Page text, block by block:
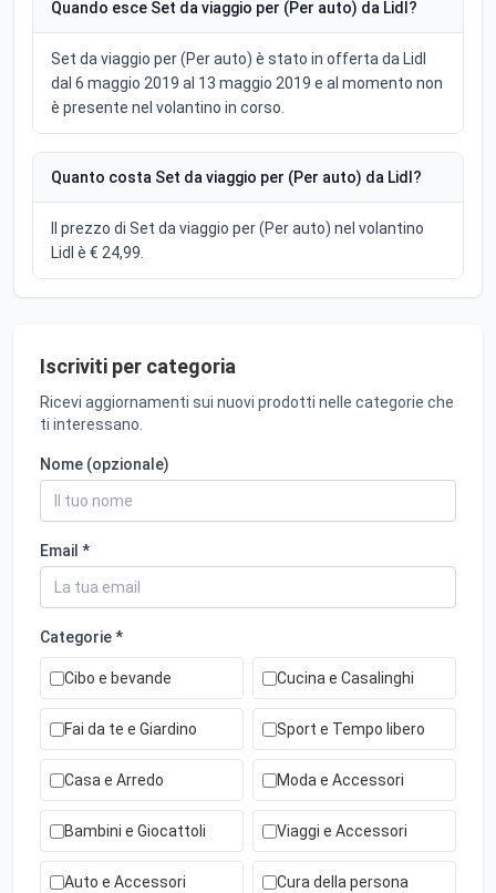
Quando esce Set da viaggio per (Per auto) da Lidl?
Set da viaggio per (Per auto) è stato in offerta da Lidl
dal 6 maggio 2019 al 13 maggio 2019 e al momento non
è presente nel volantino in corso.
Quanto costa Set da viaggio per (Per auto) da Lidl?
Il prezzo di Set da viaggio per (Per auto) nel volantino
Lidl è € 24,99.
Iscriviti per categoria
Ricevi aggiornamenti sui nuovi prodotti nelle categorie che
ti interessano.
Nome (opzionale)
Email *
Categorie *
Cibo e bevande Cucina e Casalinghi
Fai da te e Giardino Sport e Tempo libero
Casa e Arredo Moda e Accessori
Bambini e Giocattoli Viaggi e Accessori
Auto e Accessori Cura della persona